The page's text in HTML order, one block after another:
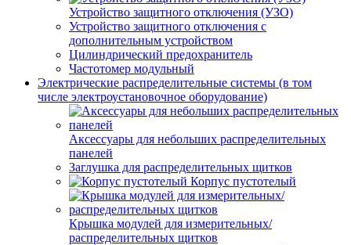
Устройство защитного отключения (УЗО)
Устройство защитного отключения с
дополнительным устройством
Цилиндрический предохранитель
Частотомер модульный
Электрические распределительные системы (в том
числе электроустановочное оборудование)
Аксессуары для небольших распределительных
панелей
Заглушка для распределительных щитков
Корпус пустотелый
Крышка модулей для измерительных/
распределительных щитков